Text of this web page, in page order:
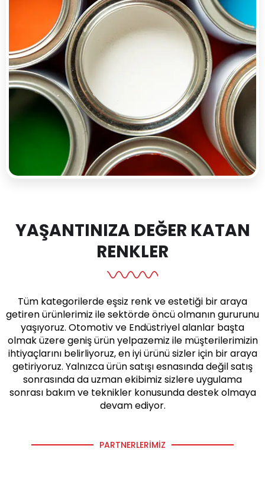
YAŞANTINIZA DEĞER KATAN
RENKLER
Tüm kategorilerde eşsiz renk ve estetiği bir araya
getiren ürünlerimiz ile sektörde öncü olmanın gururunu
yaşıyoruz. Otomotiv ve Endüstriyel alanlar başta
olmak üzere geniş ürün yelpazemiz ile müşterilerimizin
ihtiyaçlarını belirliyoruz, en iyi ürünü sizler için bir araya
getiriyoruz. Yalnızca ürün satışı esnasında değil satış
sonrasında da uzman ekibimiz sizlere uygulama
sonrası bakım ve teknikler konusunda destek olmaya
devam ediyor.
PARTNERLERIMIZ